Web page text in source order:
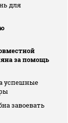
для
за помощь
успешные
завоевать